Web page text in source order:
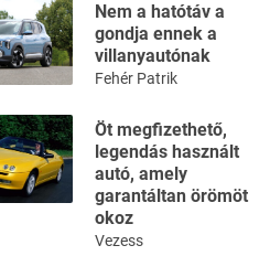
Nem a hatótáv a
gondja ennek a
villanyautónak
Fehér Patrik
Öt megfizethető,
legendás használt
autó, amely
garantáltan örömöt
okoz
Vezess